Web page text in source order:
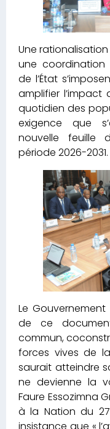
Une
une coordination
de l’État
amplifier l’impact
quotidien des
exigence que
nouvelle feuille
période 2026-2031.
Le
de ce
commun,
forces vives de
saurait atteindre
ne devienne la
Faure Essozimna
à la Nation du
insistance que «